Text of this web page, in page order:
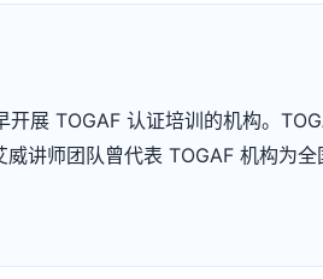
展 TOGAF 认证培训的机构。
讲师团队曾代表 TOGAF 机构为全